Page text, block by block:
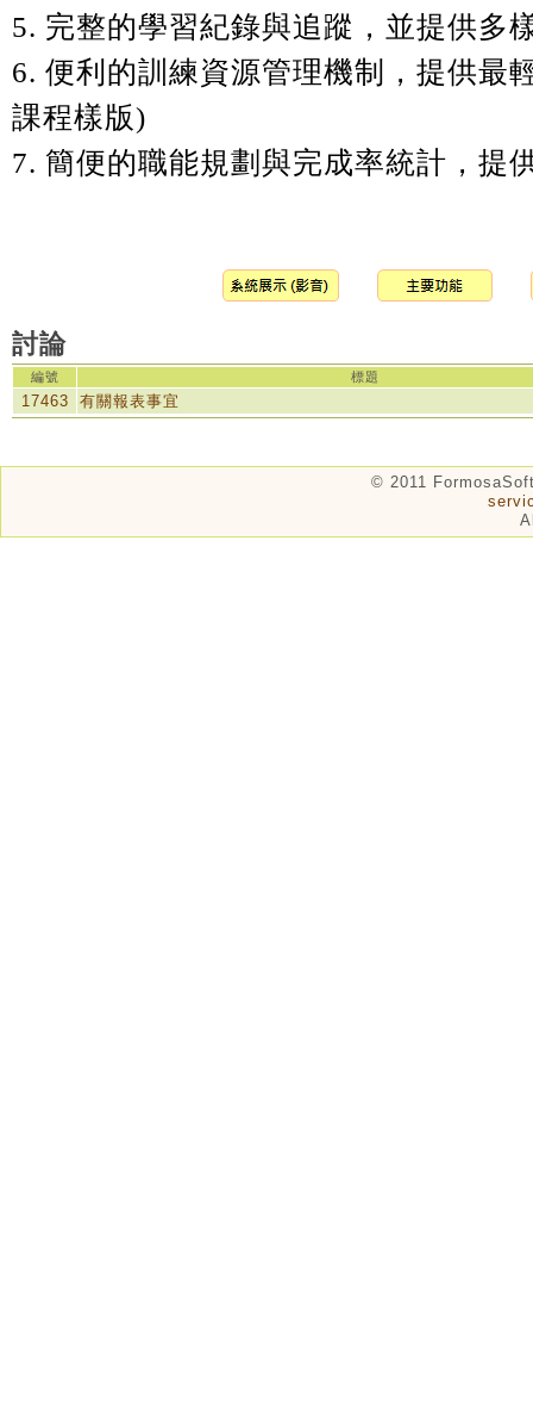
5. 完整的學習紀錄與追蹤，並提供多
6. 便利的訓練資源管理機制，提供最
課程樣版)
7. 簡便的職能規劃與完成率統計，提
討論
編號 標題
17463 有關報表事宜
© 2011